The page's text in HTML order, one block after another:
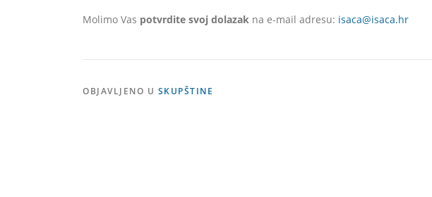
Molimo Vas potvrdite svoj dolazak na e-mail adresu: isaca@isaca.hr
OBJAVLJENO U SKUPŠTINE